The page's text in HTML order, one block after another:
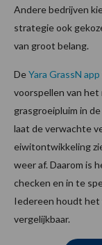
Andere bedrijven
strategie ook
van groot belang.
DeYara GrassN app
voorspellen van
grasgroeipluim in
laat de verwachte
eiwitontwikkeling
weer af. Daarom is
checken en in te
Iedereen houdt het
vergelijkbaar.